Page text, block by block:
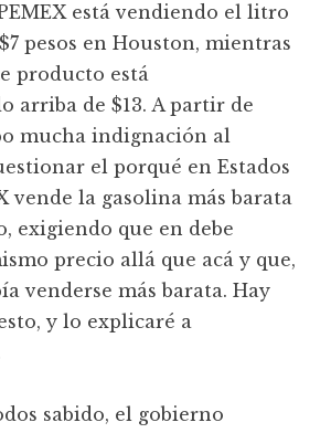
está vendiendo el litro
pesos en Houston, mientras
producto está
arriba de $13. A partir de
mucha indignación al
el porqué en Estados
vende la gasolina más barata
exigiendo que en debe
precio allá que acá y que,
venderse más barata. Hay
y lo explicaré a
sabido, el gobierno